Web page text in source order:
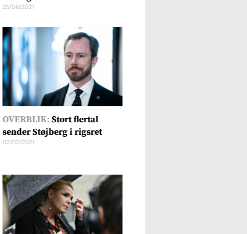
25/06/2021
OVERBLIK:Stort flertal
sender Støjberg i rigsret
02/02/2021